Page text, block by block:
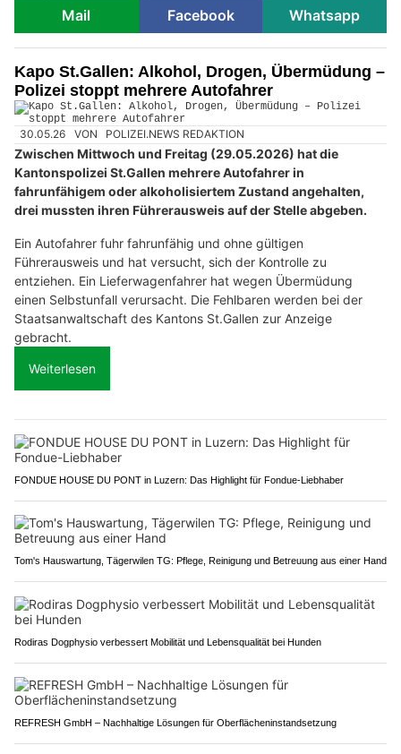
Mail
Facebook Whatsapp
Kapo St.Gallen: Alkohol, Drogen, Übermüdung –
Polizei stoppt mehrere Autofahrer
30.05.26 VON POLIZEI.NEWS REDAKTION
Zwischen Mittwoch und Freitag (29.05.2026) hat die
Kantonspolizei St.Gallen mehrere Autofahrer in
fahrunfähigem oder alkoholisiertem Zustand angehalten,
drei mussten ihren Führerausweis auf der Stelle abgeben.
Ein Autofahrer fuhr fahrunfähig und ohne gültigen
Führerausweis und hat versucht, sich der Kontrolle zu
entziehen. Ein Lieferwagenfahrer hat wegen Übermüdung
einen Selbstunfall verursacht. Die Fehlbaren werden bei der
Staatsanwaltschaft des Kantons St.Gallen zur Anzeige
gebracht.
Weiterlesen
FONDUE HOUSE DU PONT in Luzern: Das Highlight für Fondue-Liebhaber
Tom's Hauswartung, Tägerwilen TG: Pflege, Reinigung und Betreuung aus einer Hand
Rodiras Dogphysio verbessert Mobilität und Lebensqualität bei Hunden
REFRESH GmbH – Nachhaltige Lösungen für Oberflächeninstandsetzung